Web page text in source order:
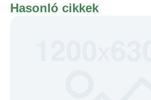
Hasonló cikkek